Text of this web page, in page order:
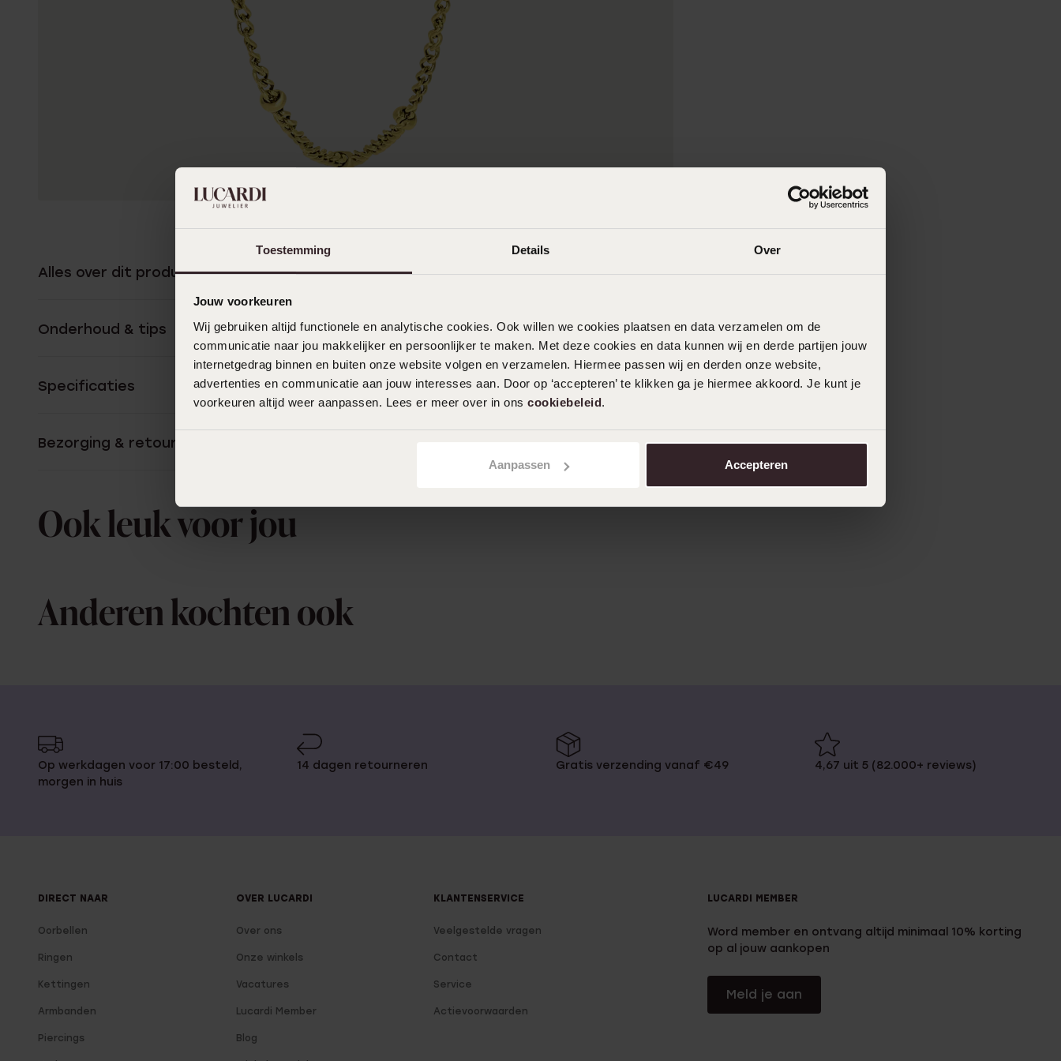
Toestemming Details Over
Jouw voorkeuren
Wij gebruiken altijd functionele en analytische cookies. Ook willen we cookies plaatsen en data verzamelen om de
communicatie naar jou makkelijker en persoonlijker te maken. Met deze cookies en data kunnen wij en derde partijen jouw
internetgedrag binnen en buiten onze website volgen en verzamelen. Hiermee passen wij en derden onze website,
advertenties en communicatie aan jouw interesses aan. Door op ‘accepteren’ te klikken ga je hiermee akkoord. Je kunt je
voorkeuren altijd weer aanpassen. Lees er meer over in ons cookiebeleid.
Aanpassen Accepteren
Alles over dit product
Onderhoud & tips
Specificaties
Bezorging & retourneren
Ook leuk voor jou
Anderen kochten ook
Op werkdagen voor 17:00 besteld,
morgen in huis
14 dagen retourneren Gratis verzending vanaf €49 4,67 uit 5 (82.000+ reviews)
DIRECT NAAR
Oorbellen
Ringen
Kettingen
Armbanden
Piercings
OVER LUCARDI
Over ons
Onze winkels
Vacatures
Lucardi Member
Blog
KLANTENSERVICE
Veelgestelde vragen
Contact
Service
Actievoorwaarden
LUCARDI MEMBER
Word member en ontvang altijd minimaal 10% korting
op al jouw aankopen
Meld je aan